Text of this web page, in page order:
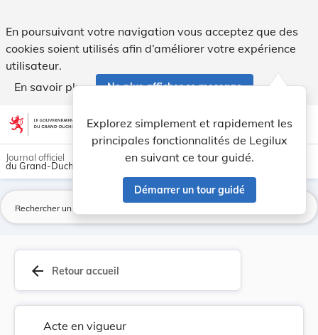
En poursuivant votre navigation vous acceptez que des
cookies soient utilisés afin d’améliorer votre expérience
utilisateur.
En savoir plus
Ne plus afficher ce message
Aller au contenu account_circle help Aide
Explorez simplement et rapidement les
principales fonctionnalités de Legilux
en suivant ce tour guidé.
Démarrer un tour guidé
light_mode dark_mode
Journal officiel
du Grand-Duché de Luxembourg
arrow_back Retour accueil
Acte en vigueur